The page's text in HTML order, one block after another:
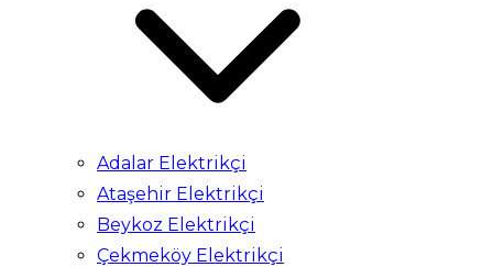
Adalar Elektrikçi
Ataşehir Elektrikçi
Beykoz Elektrikçi
Çekmeköy Elektrikçi